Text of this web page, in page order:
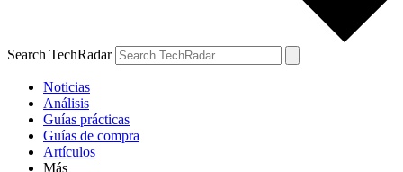
Search TechRadar
Noticias
Análisis
Guías prácticas
Guías de compra
Artículos
Más